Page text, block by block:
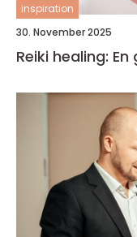
inspiration
30. November 2025
Reiki healing: